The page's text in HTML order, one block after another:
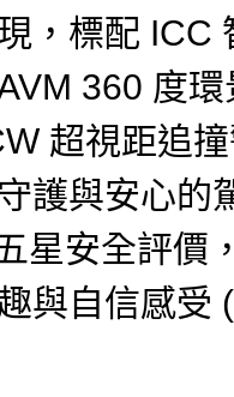
，標配 ICC
360 度
超視距追
護與安心的
星安全評價
與自信感受